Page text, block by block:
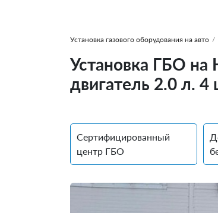
Установка газового оборудования на авто /
Установка ГБО на
двигатель 2.0 л. 4
Сертифицированный
центр ГБО